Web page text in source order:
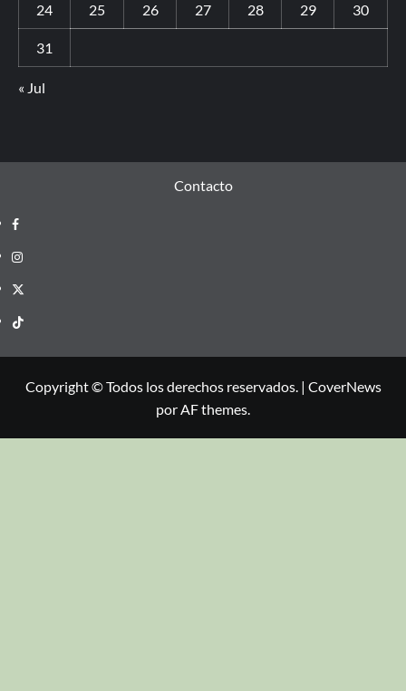
24 25 26 27 28 29 30
31
« Jul
Contacto
Copyright © Todos los derechos reservados. | CoverNews
por AF themes.